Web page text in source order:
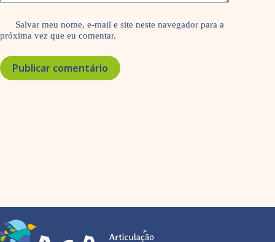
Salvar meu nome, e-mail e site neste navegador para a
próxima vez que eu comentar.
Publicar comentário